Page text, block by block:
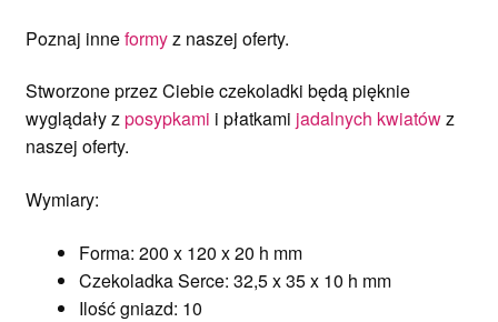
Poznaj inneformyz naszej oferty.
Stworzone przez Ciebie czekoladki będą pięknie
wyglądały zposypkami i płatkami jadalnych kwiatówz
naszej oferty.
Wymiary:
Forma: 200 x 120 x 20 h mm
Czekoladka Serce: 32,5 x 35 x 10 h mm
Ilość gniazd: 10